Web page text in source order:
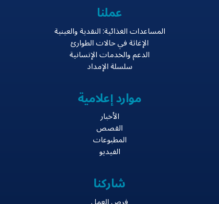
عملنا
المساعدات الغذائية: النقدية والعينية
الإغاثة في حالات الطوارئ
الدعم والخدمات الإنسانية
سلسلة الإمداد
موارد إعلامية
الأخبار
القصص
المطبوعات
الفيديو
شاركنا